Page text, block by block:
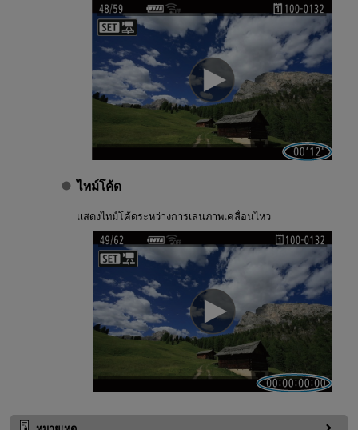
ไทม์โค้ด
แสดงไทม์โค้ดระหว่างการเล่นภาพเคลื่อนไหว